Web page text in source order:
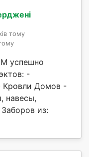
тому
успешно
-
Кровли Домов -
навесы,
из: